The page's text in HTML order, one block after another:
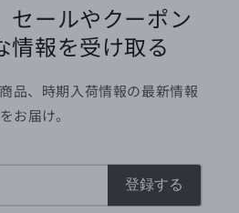
セールやクーポン
情報を受け取る
品、時期入荷情報の最新情報
をお届け。
登録する